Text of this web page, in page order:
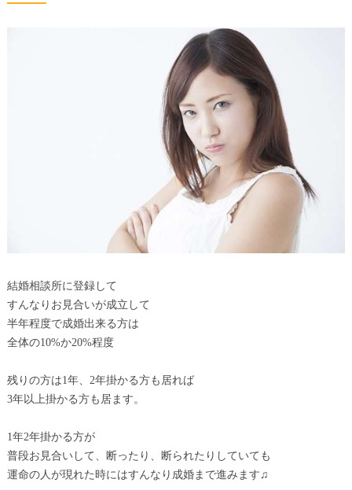
結婚相談所に登録して
すんなりお見合いが成立して
半年程度で成婚出来る方は
全体の10%か20%程度
残りの方は1年、2年掛かる方も居れば
3年以上掛かる方も居ます。
1年2年掛かる方が
普段お見合いして、断ったり、断られたりしていても
運命の人が現れた時にはすんなり成婚まで進みます♫